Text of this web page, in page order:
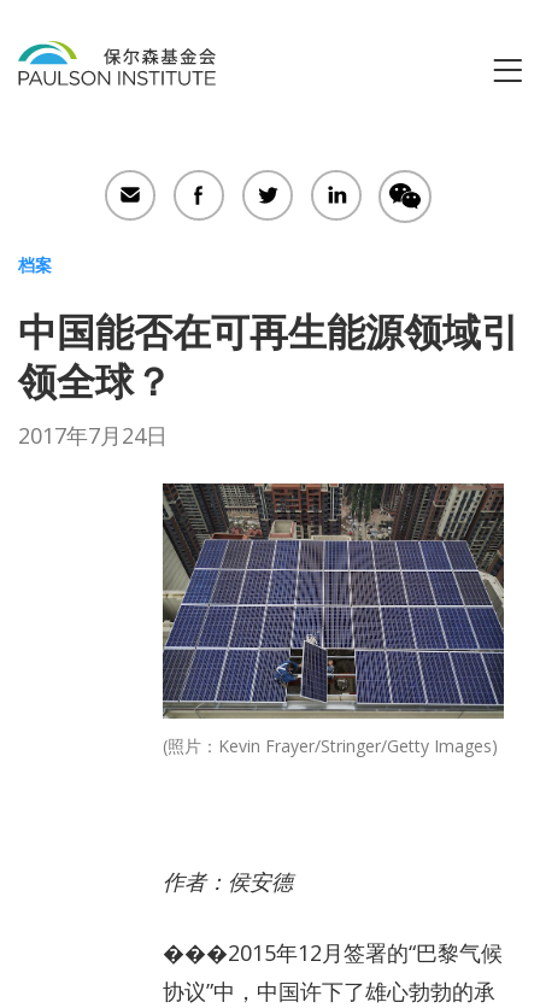
档案
中国能否在可再生能源领域引
领全球？
2017年7月24日
(照片：Kevin Frayer/Stringer/Getty Images)
作者：侯安德
���2015年12月签署的“巴黎气候
协议”中，中国许下了雄心勃勃的承